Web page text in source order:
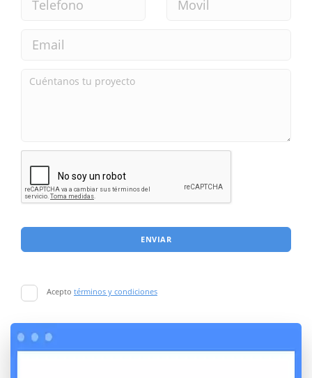
ENVIAR
Acepto términos y condiciones